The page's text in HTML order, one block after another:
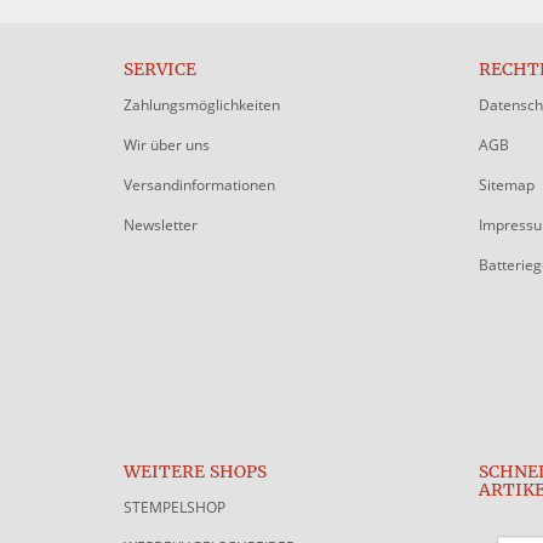
SERVICE
Zahlungsmöglichkeiten
Wir über uns
Versandinformationen
Newsletter
AGB
Sitemap
WEITERE SHOPS
STEMPELSHOP